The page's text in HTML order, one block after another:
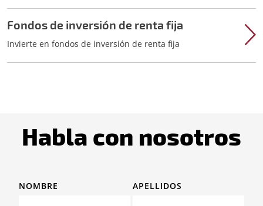
Fondos de inversión de renta fija
Invierte en fondos de inversión de renta fija
Habla con nosotros
NOMBRE APELLIDOS